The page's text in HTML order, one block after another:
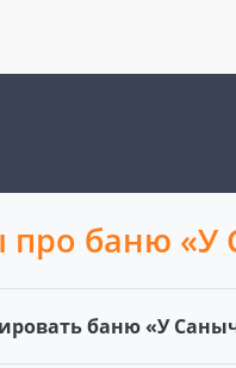
про баню «У
баню «У